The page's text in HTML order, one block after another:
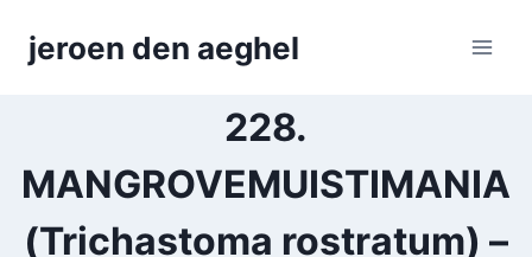
jeroen den aeghel
228.
MANGROVEMUISTIMANIA
(Trichastoma rostratum) –